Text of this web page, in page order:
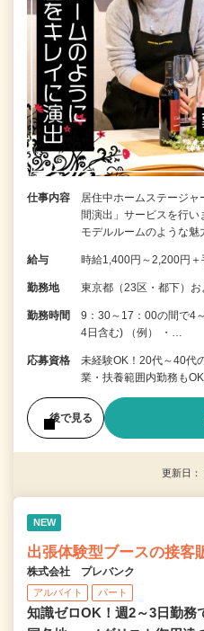
仕事内容
居住中ホームステージ
間演出」サービスを行い
モデルルームのような
給与 時給1,400円～2,200円＋
勤務地 東京都（23区・都下）
勤務時間
9：30～17：00の間で4
4日含む) （例） ・…
応募資格
未経験OK！20代～40代
業・扶養範囲内勤務もOK
後で見る
更新日
NEW
出張体験型ブースの接客
株式会社 プレバンク
アルバイト パート
知識ゼロOK！週2～3日勤務